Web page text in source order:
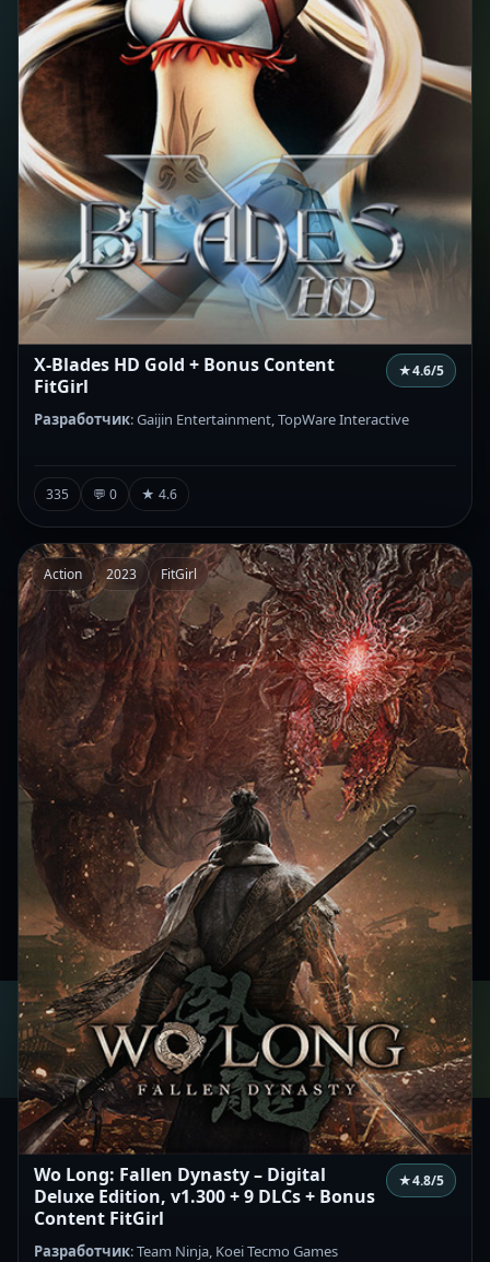
X-Blades HD Gold + Bonus Content
FitGirl
★4.6/5
Разработчик: Gaijin Entertainment, TopWare Interactive
335 💬 0 ★ 4.6
Action 2023 FitGirl
Wo Long: Fallen Dynasty – Digital
Deluxe Edition, v1.300 + 9 DLCs + Bonus
Content FitGirl
★4.8/5
Разработчик: Team Ninja, Koei Tecmo Games